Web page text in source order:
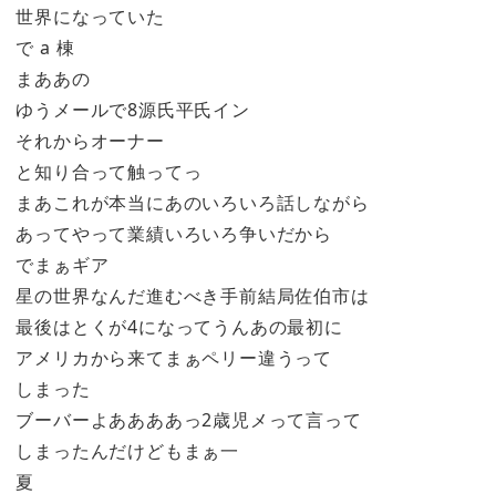
世界になっていた
で a 棟
まああの
ゆうメールで8源氏平氏イン
それからオーナー
と知り合って触ってっ
まあこれが本当にあのいろいろ話しながら
あってやって業績いろいろ争いだから
でまぁギア
星の世界なんだ進むべき手前結局佐伯市は
最後はとくが4になってうんあの最初に
アメリカから来てまぁペリー違うって
しまった
ブーバーよああああっ2歳児メって言って
しまったんだけどもまぁ一
夏